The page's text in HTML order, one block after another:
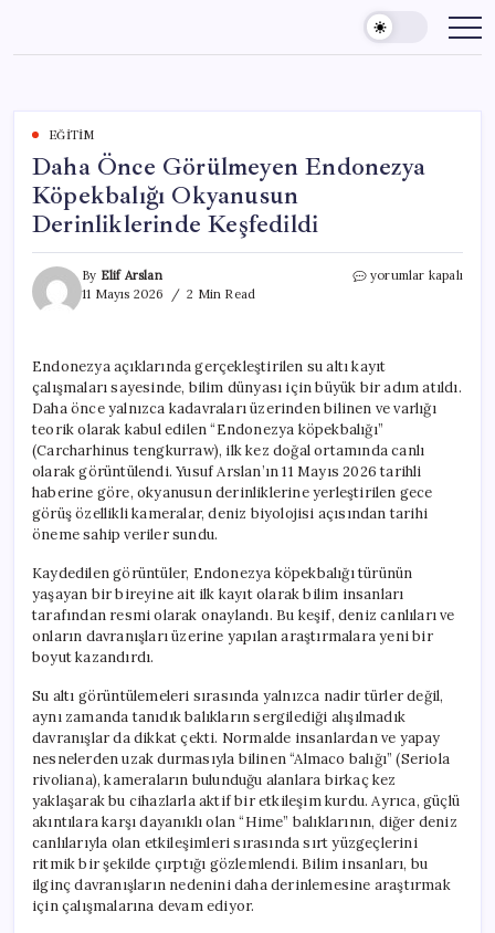
content
EĞITIM
Daha Önce Görülmeyen Endonezya
Köpekbalığı Okyanusun
Derinliklerinde Keşfedildi
By Elif Arslan
11 Mayıs 2026
2 Min Read
Daha
Okyanusun
Derinliklerinde
Keşfedildi
için
yorumlar kapalı
Endonezya açıklarında gerçekleştirilen su altı kayıt
çalışmaları sayesinde, bilim dünyası için büyük bir adım atıldı.
Daha önce yalnızca kadavraları üzerinden bilinen ve varlığı
teorik olarak kabul edilen “Endonezya köpekbalığı”
(Carcharhinus tengkurraw), ilk kez doğal ortamında canlı
olarak görüntülendi. Yusuf Arslan’ın 11 Mayıs 2026 tarihli
haberine göre, okyanusun derinliklerine yerleştirilen gece
görüş özellikli kameralar, deniz biyolojisi açısından tarihi
öneme sahip veriler sundu.
Kaydedilen görüntüler, Endonezya köpekbalığı türünün
yaşayan bir bireyine ait ilk kayıt olarak bilim insanları
tarafından resmi olarak onaylandı. Bu keşif, deniz canlıları ve
onların davranışları üzerine yapılan araştırmalara yeni bir
boyut kazandırdı.
Su altı görüntülemeleri sırasında yalnızca nadir türler değil,
aynı zamanda tanıdık balıkların sergilediği alışılmadık
davranışlar da dikkat çekti. Normalde insanlardan ve yapay
nesnelerden uzak durmasıyla bilinen “Almaco balığı” (Seriola
rivoliana), kameraların bulunduğu alanlara birkaç kez
yaklaşarak bu cihazlarla aktif bir etkileşim kurdu. Ayrıca, güçlü
akıntılara karşı dayanıklı olan “Hime” balıklarının, diğer deniz
canlılarıyla olan etkileşimleri sırasında sırt yüzgeçlerini
ritmik bir şekilde çırptığı gözlemlendi. Bilim insanları, bu
ilginç davranışların nedenini daha derinlemesine araştırmak
için çalışmalarına devam ediyor.